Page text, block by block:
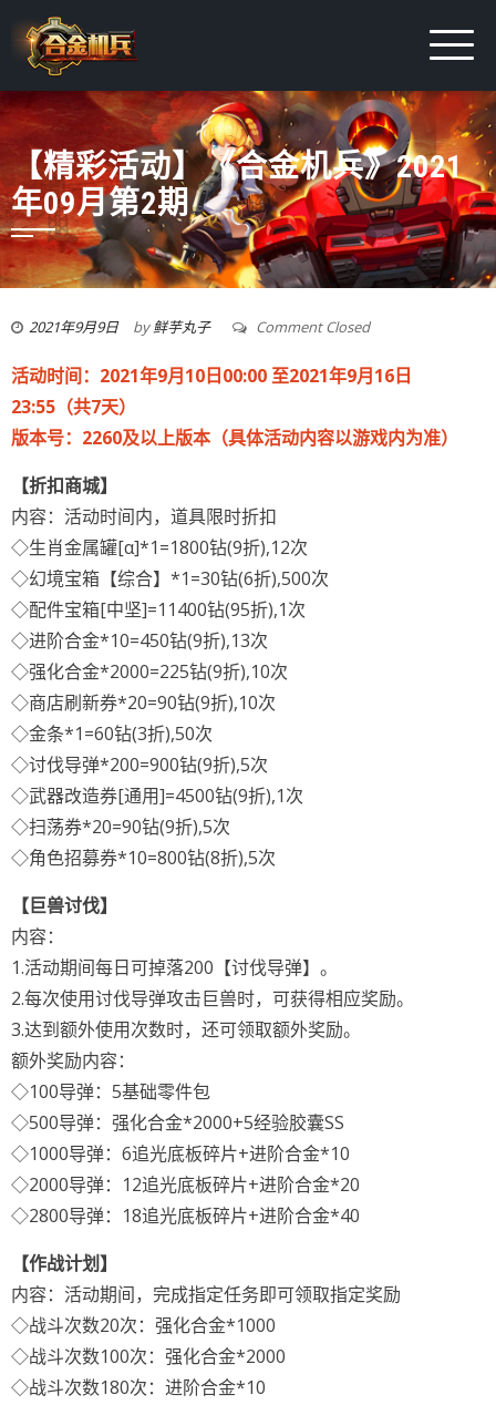
【精彩活动】《合金机兵》2021
年09月第2期
2021年9月9日 by鲜芋丸子 Comment Closed
活动时间：2021年9月10日00:00 至2021年9月16日
23:55（共7天）
版本号：2260及以上版本（具体活动内容以游戏内为准）
【折扣商城】
内容：活动时间内，道具限时折扣
◇生肖金属罐[α]*1=1800钻(9折),12次
◇幻境宝箱【综合】*1=30钻(6折),500次
◇配件宝箱[中坚]=11400钻(95折),1次
◇进阶合金*10=450钻(9折),13次
◇强化合金*2000=225钻(9折),10次
◇商店刷新券*20=90钻(9折),10次
◇金条*1=60钻(3折),50次
◇讨伐导弹*200=900钻(9折),5次
◇武器改造券[通用]=4500钻(9折),1次
◇扫荡券*20=90钻(9折),5次
◇角色招募券*10=800钻(8折),5次
【巨兽讨伐】
内容：
1.活动期间每日可掉落200【讨伐导弹】。
2.每次使用讨伐导弹攻击巨兽时，可获得相应奖励。
3.达到额外使用次数时，还可领取额外奖励。
额外奖励内容：
◇100导弹：5基础零件包
◇500导弹：强化合金*2000+5经验胶囊SS
◇1000导弹：6追光底板碎片+进阶合金*10
◇2000导弹：12追光底板碎片+进阶合金*20
◇2800导弹：18追光底板碎片+进阶合金*40
【作战计划】
内容：活动期间，完成指定任务即可领取指定奖励
◇战斗次数20次：强化合金*1000
◇战斗次数100次：强化合金*2000
◇战斗次数180次：进阶合金*10